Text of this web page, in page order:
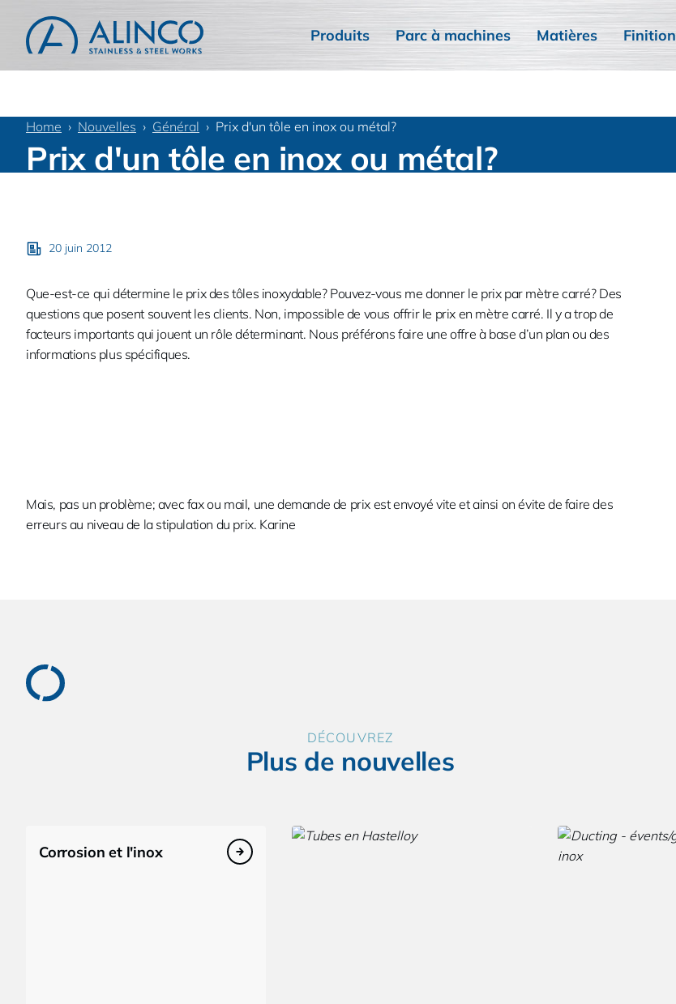
Produits Parc à machines Matières Finition
Home Nouvelles Général Prix d'un tôle en inox ou métal?
Prix d'un tôle en inox ou métal?
20 juin 2012
Que-est-ce qui détermine le prix des tôles inoxydable? Pouvez-vous me donner le prix par mètre carré? Des
questions que posent souvent les clients. Non, impossible de vous offrir le prix en mètre carré. Il y a trop de
facteurs importants qui jouent un rôle déterminant. Nous préférons faire une offre à base d’un plan ou des
informations plus spécifiques.
Mais, pas un problème; avec fax ou mail, une demande de prix est envoyé vite et ainsi on évite de faire des
erreurs au niveau de la stipulation du prix. Karine
DÉCOUVREZ
Plus de nouvelles
Corrosion et l'inox